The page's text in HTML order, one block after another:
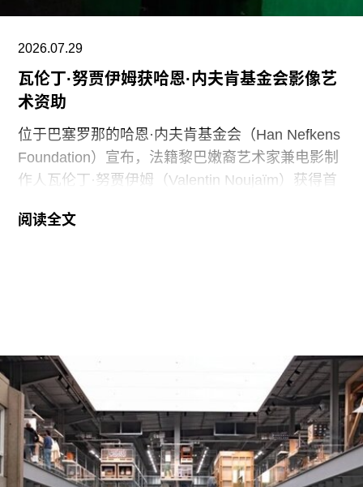
性”。
此外，《纽约时报》今年4月报道称，由于特朗普
试图介入史密森尼学会董事会新成员的任命程序，
相关任命工作被刻意放缓。
2026.07.29
瓦伦丁·努贾伊姆获哈恩·内夫肯基金会影像艺
术资助
位于巴塞罗那的哈恩·内夫肯基金会（Han Nefkens
Foundation）宣布，法籍黎巴嫩裔艺术家兼电影制
作人瓦伦丁·努贾伊姆（Valentin Noujaïm）获得首
在支持地中海沿岸地区艺术家创作新的影像艺术作
他的作品将城市空间视为承载着记忆、监视与控制
体系的活体。他常驻巴黎和雅典，其作品曾在纽约
现代艺术博物馆和伦敦当代艺术中心展出。
哈恩·内夫肯基金会是一家专注于影像艺术创作的非
营利组织，致力于扶持新兴及中生代影像艺术家。
基金会主要通过资助和委任创作，在全球范围内支
阅读全文